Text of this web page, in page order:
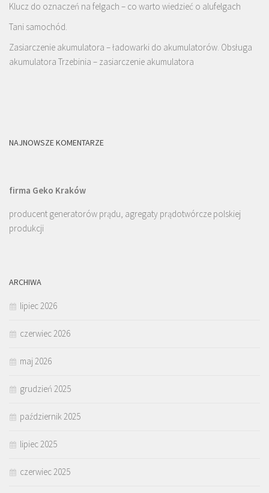
Klucz do oznaczeń na felgach – co warto wiedzieć o alufelgach
Tani samochód.
Zasiarczenie akumulatora – ładowarki do akumulatorów. Obsługa
akumulatora Trzebinia – zasiarczenie akumulatora
NAJNOWSZE KOMENTARZE
firma Geko Kraków
producent generatorów prądu, agregaty prądotwórcze polskiej
produkcji
ARCHIWA
lipiec 2026
czerwiec 2026
maj 2026
grudzień 2025
październik 2025
lipiec 2025
czerwiec 2025